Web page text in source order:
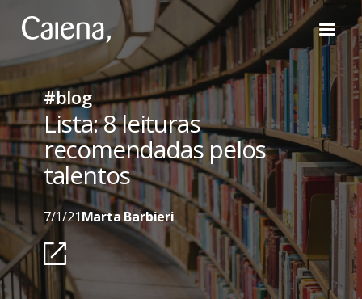
#blog
Lista: 8 leituras
recomendadas pelos
talentos
7/1/21Marta Barbieri